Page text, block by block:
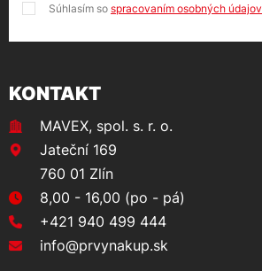
Súhlasím so spracovaním osobných údajov
KONTAKT
MAVEX, spol. s. r. o.
Jateční 169
760 01 Zlín
8,00 - 16,00 (po - pá)
+421 940 499 444
info@prvynakup.sk